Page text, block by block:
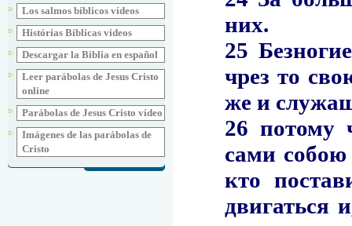
Los salmos bíblicos vídeos
Histórias Bíblicas videos
Descargar la Biblia en español
Leer parábolas de Jesus Cristo
online
Parábolas de Jesus Cristo vídeo
Imágenes de las parábolas de
Cristo